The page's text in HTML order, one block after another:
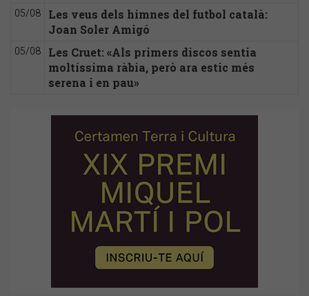
05/08
Les veus dels himnes del futbol català:
Joan Soler Amigó
05/08
Les Cruet: «Als primers discos sentia
moltíssima ràbia, però ara estic més
serena i en pau»